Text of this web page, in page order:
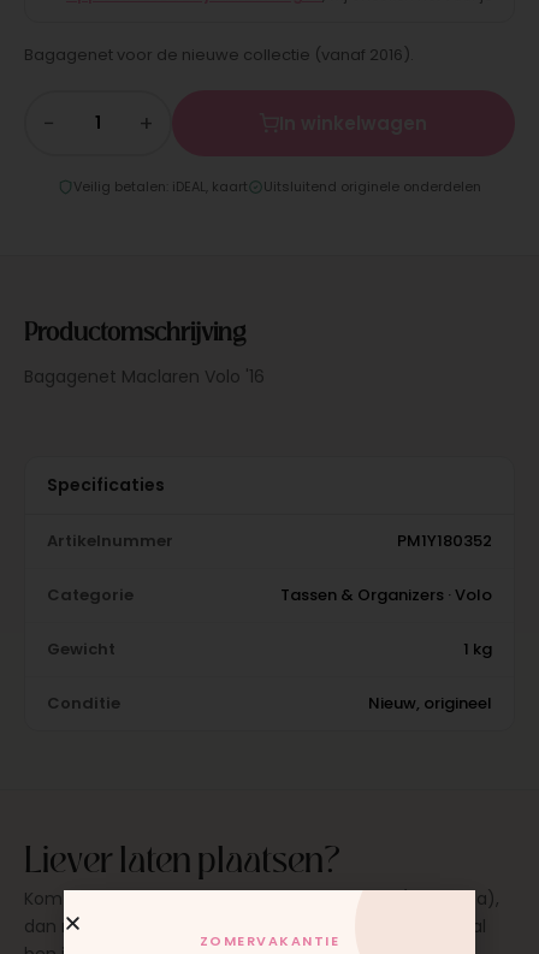
Bagagenet voor de nieuwe collectie (vanaf 2016).
− +
Veilig betalen: iDEAL, kaart Uitsluitend originele onderdelen
Productomschrijving
Bagagenet Maclaren Volo '16
Specificaties
Artikelnummer PM1Y180352
Categorie Tassen & Organizers · Volo
Gewicht 1 kg
Conditie Nieuw, origineel
Liever laten plaatsen?
Kom langs in onze werkplaats in Moordrecht (bij Gouda),
dan monteren wij het onderdeel direct voor je. Meestal
ZOMERVAKANTIE